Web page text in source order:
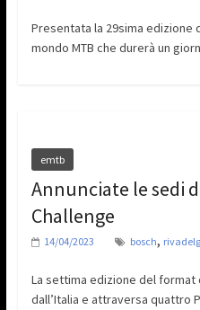
Presentata la 29sima
mondo MTB che durerà un
emtb
Annunciate le sedi
Challenge
14/04/2023 bosch,
La settima edizione del
dall’Italia e attraversa quattro